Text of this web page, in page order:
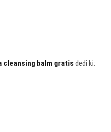
cleansing balm gratis dedi ki: